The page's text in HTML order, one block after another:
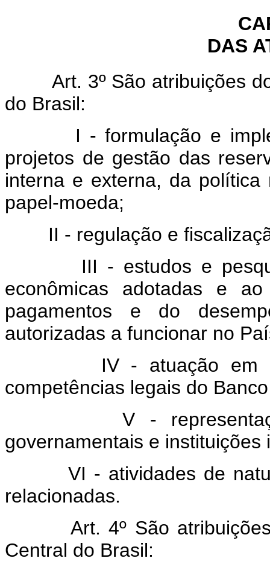
DAS
Art. 3º São atribuições do
do Brasil:
I - formulação e
projetos de gestão das
interna e externa, da
papel-moeda;
II - regulação e
III - estudos e
econômicas adotadas e
pagamentos e do
autorizadas a funcionar no
IV - atuação em
competências legais do
V - representação
governamentais e instituições
VI - atividades de
relacionadas.
Art. 4º São atribuições
Central do Brasil: